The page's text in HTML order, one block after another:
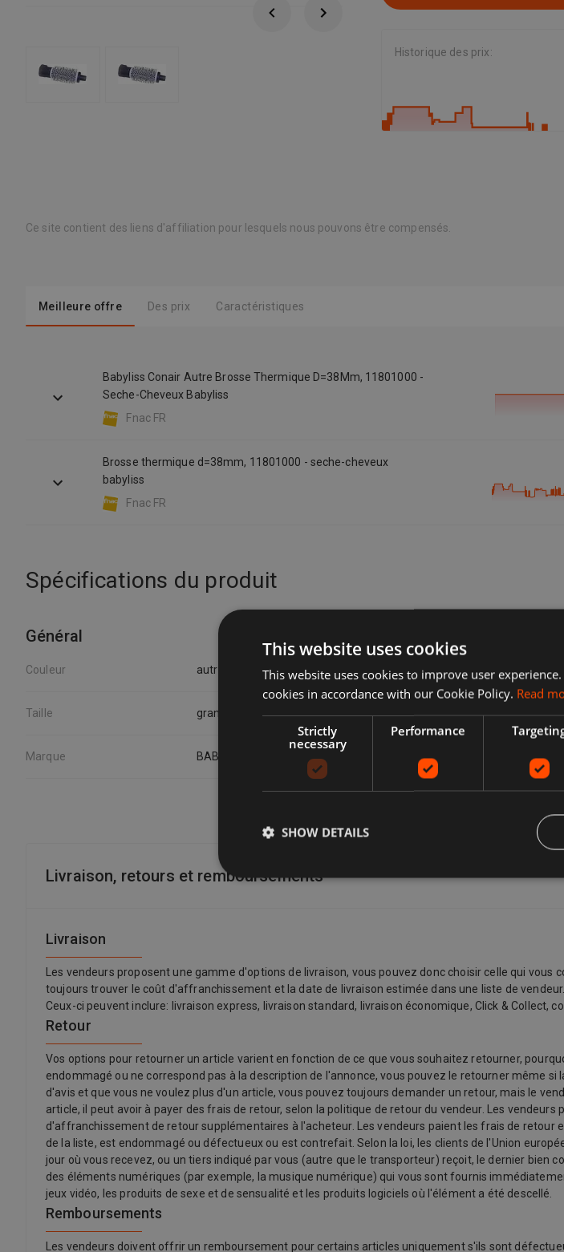
Historique des prix:
Ce site contient des liens d'affiliation pour lesquels nous pouvons être compensés.
Meilleure offre Des prix Caractéristiques
Babyliss Conair Autre Brosse Thermique D=38Mm, 11801000 -
Seche-Cheveux Babyliss
Fnac FR
Brosse thermique d=38mm, 11801000 - seche-cheveux
babyliss
Fnac FR
Spécifications du produit
Général
Couleur autre
Taille grand
Marque BABYLISS CONAIR
Livraison, retours et remboursements
Livraison
Les vendeurs proposent une gamme d'options de livraison, vous pouvez donc choisir celle qui
toujours trouver le coût d'affranchissement et la date de livraison estimée dans une liste de
Ceux-ci peuvent inclure: livraison express, livraison standard, livraison économique, Click & Collect,
Retour
Vos options pour retourner un article varient en fonction de ce que vous souhaitez retourner,
endommagé ou ne correspond pas à la description de l'annonce, vous pouvez le retourner même
d'avis et que vous ne voulez plus d'un article, vous pouvez toujours demander un retour, mais le
article, il peut avoir à payer des frais de retour, selon la politique de retour du vendeur. Les
d'affranchissement de retour supplémentaires à l'acheteur. Les vendeurs paient les frais de retour
de la liste, est endommagé ou défectueux ou est contrefait. Selon la loi, les clients de l'Union
jour où vous recevez, ou un tiers indiqué par vous (autre que le transporteur) reçoit, le dernier bien
des éléments numériques (par exemple, la musique numérique) qui vous sont fournis
jeux vidéo, les produits de sexe et de sensualité et les produits logiciels où l'élément a été descellé.
Remboursements
Les vendeurs doivent offrir un remboursement pour certains articles uniquement s'ils sont
This website uses cookies
This website uses cookies to improve user
cookies in accordance with our Cookie Policy. Read
Strictly
necessary
Performance
SHOW DETAILS